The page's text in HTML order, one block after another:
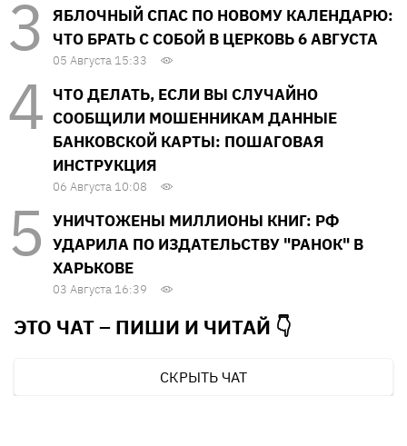
ЯБЛОЧНЫЙ СПАС ПО НОВОМУ КАЛЕНДАРЮ:
ЧТО БРАТЬ С СОБОЙ В ЦЕРКОВЬ 6 АВГУСТА
05 Августа 15:33
ЧТО ДЕЛАТЬ, ЕСЛИ ВЫ СЛУЧАЙНО
СООБЩИЛИ МОШЕННИКАМ ДАННЫЕ
БАНКОВСКОЙ КАРТЫ: ПОШАГОВАЯ
ИНСТРУКЦИЯ
06 Августа 10:08
УНИЧТОЖЕНЫ МИЛЛИОНЫ КНИГ: РФ
УДАРИЛА ПО ИЗДАТЕЛЬСТВУ "РАНОК" В
ХАРЬКОВЕ
03 Августа 16:39
ЭТО ЧАТ – ПИШИ И ЧИТАЙ 👇
СКРЫТЬ ЧАТ